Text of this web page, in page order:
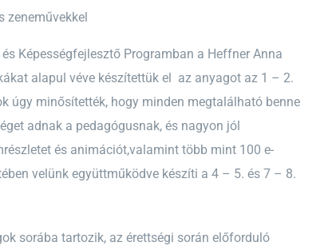
zeneművekkel
Képességfejlesztő Programban a Heffner Anna
alapul véve készítettük el az anyagot az 1 – 2.
úgy minősítették, hogy minden megtalálható benne
adnak a pedagógusnak, és nagyon jól
és animációt,valamint több mint 100 e-
velünk együttműködve készíti a 4 – 5. és 7 – 8.
sorába tartozik, az érettségi során előforduló